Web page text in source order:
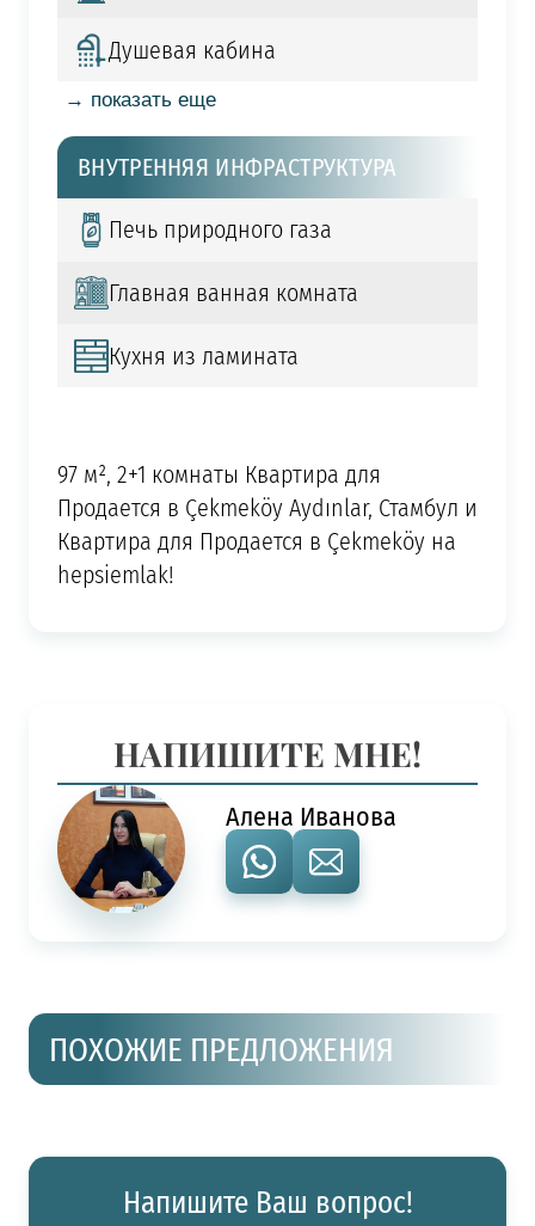
Душевая кабина
→ показать еще
ВНУТРЕННЯЯ ИНФРАСТРУКТУРА
Печь природного газа
Главная ванная комната
Кухня из ламината
97 м², 2+1 комнаты Квартира для
Продается в Çekmeköy Aydınlar, Стамбул и
Квартира для Продается в Çekmeköy на
hepsiemlak!
НАПИШИТЕ МНЕ!
Алена Иванова
ПОХОЖИЕ ПРЕДЛОЖЕНИЯ
Напишите Ваш вопрос!